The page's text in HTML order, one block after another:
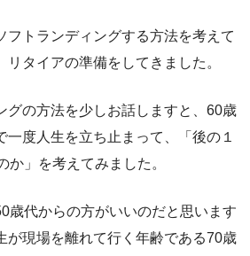
フトランディングする方法を考えて
タイアの準備をしてきました。
グの方法を少しお話しますと、60歳
一度人生を立ち止まって、「後の１
か」を考えてみました。
歳代からの方がいいのだと思います
が現場を離れて行く年齢である70歳